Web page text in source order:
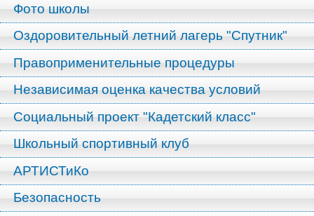
Фото школы
Оздоровительный летний лагерь "Спутник"
Правоприменительные процедуры
Независимая оценка качества условий
Социальный проект "Кадетский класс"
Школьный спортивный клуб
АРТИСТиКо
Безопасность